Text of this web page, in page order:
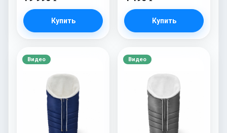
Купить Купить
Видео Видео